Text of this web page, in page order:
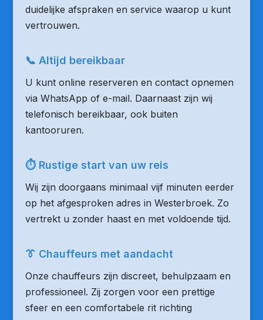
duidelijke afspraken en service waarop u kunt
vertrouwen.
📞 Altijd bereikbaar
U kunt online reserveren en contact opnemen
via WhatsApp of e-mail. Daarnaast zijn wij
telefonisch bereikbaar, ook buiten
kantooruren.
⏱ Rustige start van uw reis
Wij zijn doorgaans minimaal vijf minuten eerder
op het afgesproken adres in Westerbroek. Zo
vertrekt u zonder haast en met voldoende tijd.
👔 Chauffeurs met aandacht
Onze chauffeurs zijn discreet, behulpzaam en
professioneel. Zij zorgen voor een prettige
sfeer en een comfortabele rit richting